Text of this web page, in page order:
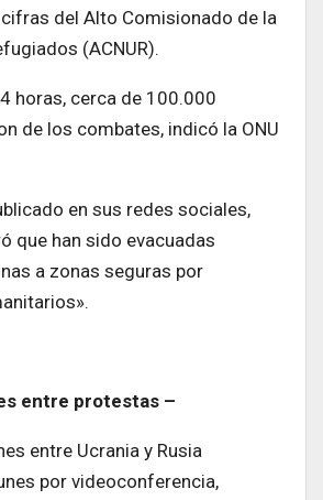
del Alto Comisionado de la
(ACNUR).
horas, cerca de 100.000
de los combates, indicó la ONU
en sus redes sociales,
que han sido evacuadas
a zonas seguras por
entre protestas –
entre Ucrania y Rusia
por videoconferencia,